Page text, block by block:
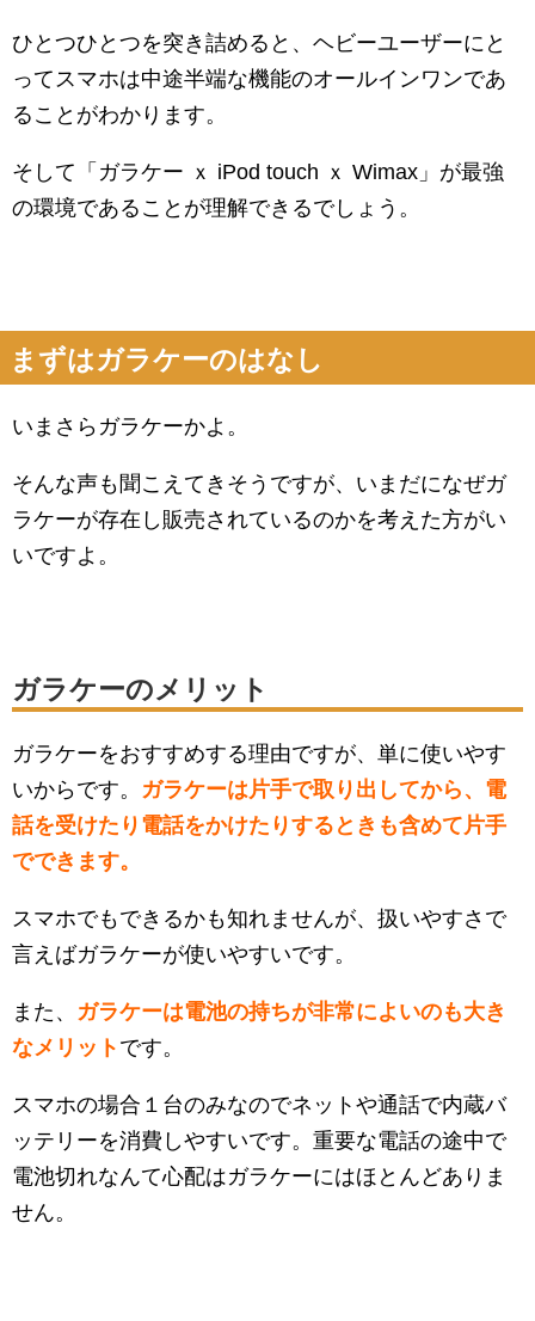
ひとつひとつを突き詰めると、ヘビーユーザーにと
ってスマホは中途半端な機能のオールインワンであ
ることがわかります。
そして「ガラケー ｘ iPod touch ｘ Wimax」が最強
の環境であることが理解できるでしょう。
まずはガラケーのはなし
いまさらガラケーかよ。
そんな声も聞こえてきそうですが、いまだになぜガ
ラケーが存在し販売されているのかを考えた方がい
いですよ。
ガラケーのメリット
ガラケーをおすすめする理由ですが、単に使いやす
いからです。 ガラケーは片手で取り出してから、電
話を受けたり電話をかけたりするときも含めて片手
でできます。
スマホでもできるかも知れませんが、扱いやすさで
言えばガラケーが使いやすいです。
また、 ガラケーは電池の持ちが非常によいのも大き
なメリット です。
スマホの場合１台のみなのでネットや通話で内蔵バ
ッテリーを消費しやすいです。重要な電話の途中で
電池切れなんて心配はガラケーにはほとんどありま
せん。